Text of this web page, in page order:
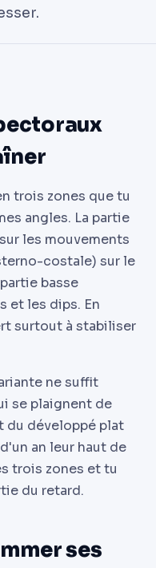
trois zones que tu
angles. La partie
les mouvements
costale) sur le
basse
et les dips. En
surtout à stabiliser
ne suffit
se plaignent de
du développé plat
an leur haut de
trois zones et tu
du retard.
ses